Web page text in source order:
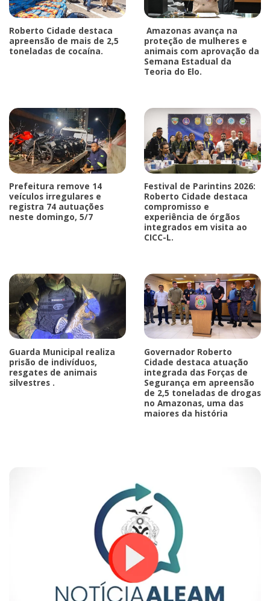
Roberto Cidade destaca
apreensão de mais de 2,5
toneladas de cocaína.
Amazonas avança na
proteção de mulheres e
animais com aprovação da
Semana Estadual da
Teoria do Elo.
Prefeitura remove 14
veículos irregulares e
registra 74 autuações
neste domingo, 5/7
Festival de Parintins 2026:
Roberto Cidade destaca
compromisso e
experiência de órgãos
integrados em visita ao
CICC-L.
Guarda Municipal realiza
prisão de indivíduos,
resgates de animais
silvestres .
Governador Roberto
Cidade destaca atuação
integrada das Forças de
Segurança em apreensão
de 2,5 toneladas de drogas
no Amazonas, uma das
maiores da história